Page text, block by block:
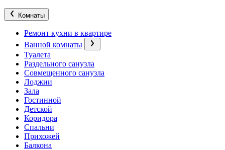
Комнаты
Ремонт кухни в квартире
Ванной комнаты
Туалета
Раздельного санузла
Совмещенного санузла
Лоджии
Зала
Гостинной
Детской
Коридора
Спальни
Прихожей
Балкона